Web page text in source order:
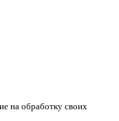
на обработку своих